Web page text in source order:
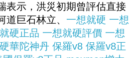
表示，洪災初期曾評估直接
道巨石林立、 一想就硬 一想
硬正品 一想就硬評價 一想
華陀神丹 保羅v8 保羅v8正